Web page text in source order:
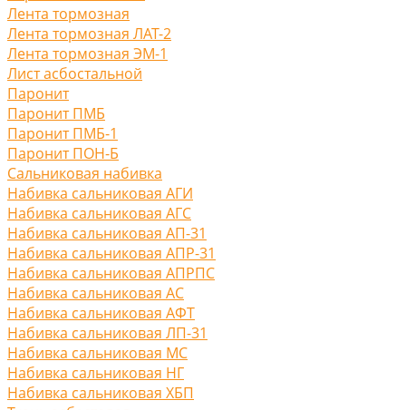
Лента тормозная
Лента тормозная ЛАТ-2
Лента тормозная ЭМ-1
Лист асбостальной
Паронит
Паронит ПМБ
Паронит ПМБ-1
Паронит ПОН-Б
Сальниковая набивка
Набивка сальниковая АГИ
Набивка сальниковая АГС
Набивка сальниковая АП-31
Набивка сальниковая АПР-31
Набивка сальниковая АПРПС
Набивка сальниковая АС
Набивка сальниковая АФТ
Набивка сальниковая ЛП-31
Набивка сальниковая МС
Набивка сальниковая НГ
Набивка сальниковая ХБП